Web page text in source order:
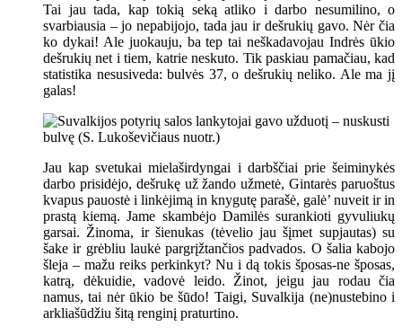
Tai jau tada, kap tokią seką atliko i darbo nesumilino, o
svarbiausia – jo nepabijojo, tada jau ir dešrukių gavo. Nėr čia
ko dykai! Ale juokauju, ba tep tai neškadavojau Indrės ūkio
dešrukių net i tiem, katrie neskuto. Tik paskiau pamačiau, kad
statistika nesusiveda: bulvės 37, o dešrukių neliko. Ale ma jį
galas!
Jau kap svetukai mielaširdyngai i darbščiai prie šeiminykės
darbo prisidėjo, dešrukę už žando užmetė, Gintarės paruoštus
kvapus pauostė i linkėjimą in knygutę parašė, galė’ nuveit ir in
prastą kiemą. Jame skambėjo Damilės surankioti gyvuliukų
garsai. Žinoma, ir šienukas (tėvelio jau šįmet supjautas) su
šake ir grėbliu laukė pargrįžtančios padvados. O šalia kabojo
šleja – mažu reiks perkinkyt? Nu i dą tokis šposas-ne šposas,
katrą, dėkuidie, vadovė leido. Žinot, jeigu jau rodau čia
namus, tai nėr ūkio be šūdo! Taigi, Suvalkija (ne)nustebino i
arkliašūdžiu šitą renginį praturtino.